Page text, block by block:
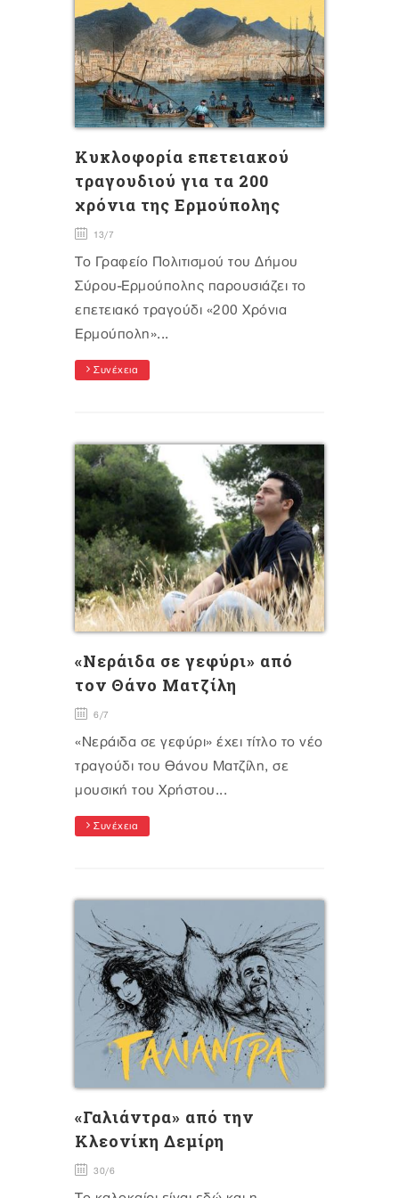
Κυκλοφορία επετειακού
τραγουδιού για τα 200
χρόνια της Ερμούπολης
13/7
Το Γραφείο Πολιτισμού του Δήμου
Σύρου-Ερμούπολης παρουσιάζει το
επετειακό τραγούδι «200 Χρόνια
Ερμούπολη»...
Συνέχεια
«Νεράιδα σε γεφύρι» από
τον Θάνο Ματζίλη
6/7
«Νεράιδα σε γεφύρι» έχει τίτλο το νέο
τραγούδι του Θάνου Ματζίλη, σε
μουσική του Χρήστου...
Συνέχεια
«Γαλιάντρα» από την
Κλεονίκη Δεμίρη
30/6